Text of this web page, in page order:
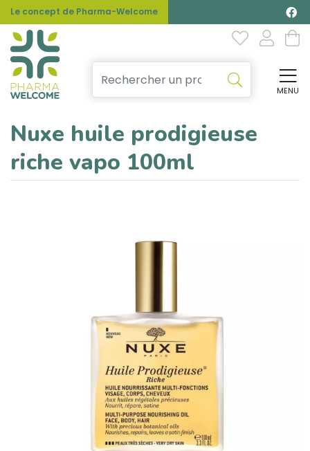
Le concept de Pharma-Welcome
MENU
Nuxe huile prodigieuse
riche vapo 100ml